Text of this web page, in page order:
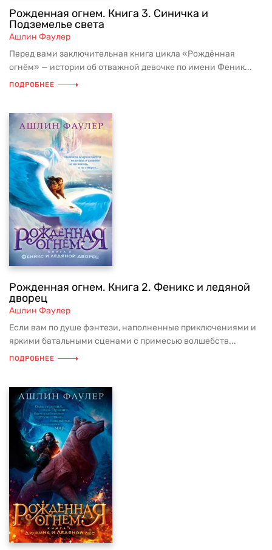
Рожденная огнем. Книга 3. Синичка и
Подземелье света
Ашлин Фаулер
Перед вами заключительная книга цикла «Рождённая
огнём» — истории об отважной девочке по имени Феник...
ПОДРОБНЕЕ
Рожденная огнем. Книга 2. Феникс и ледяной
дворец
Ашлин Фаулер
Если вам по душе фэнтези, наполненные приключениями и
яркими батальными сценами с примесью волшебств...
ПОДРОБНЕЕ